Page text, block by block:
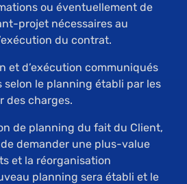
ou éventuellement de
projet nécessaires au
du contrat.
et d’exécution communiqués
selon le planning établi par les
des charges.
de planning du fait du Client,
demander une plus-value
et la réorganisation
planning sera établi et le